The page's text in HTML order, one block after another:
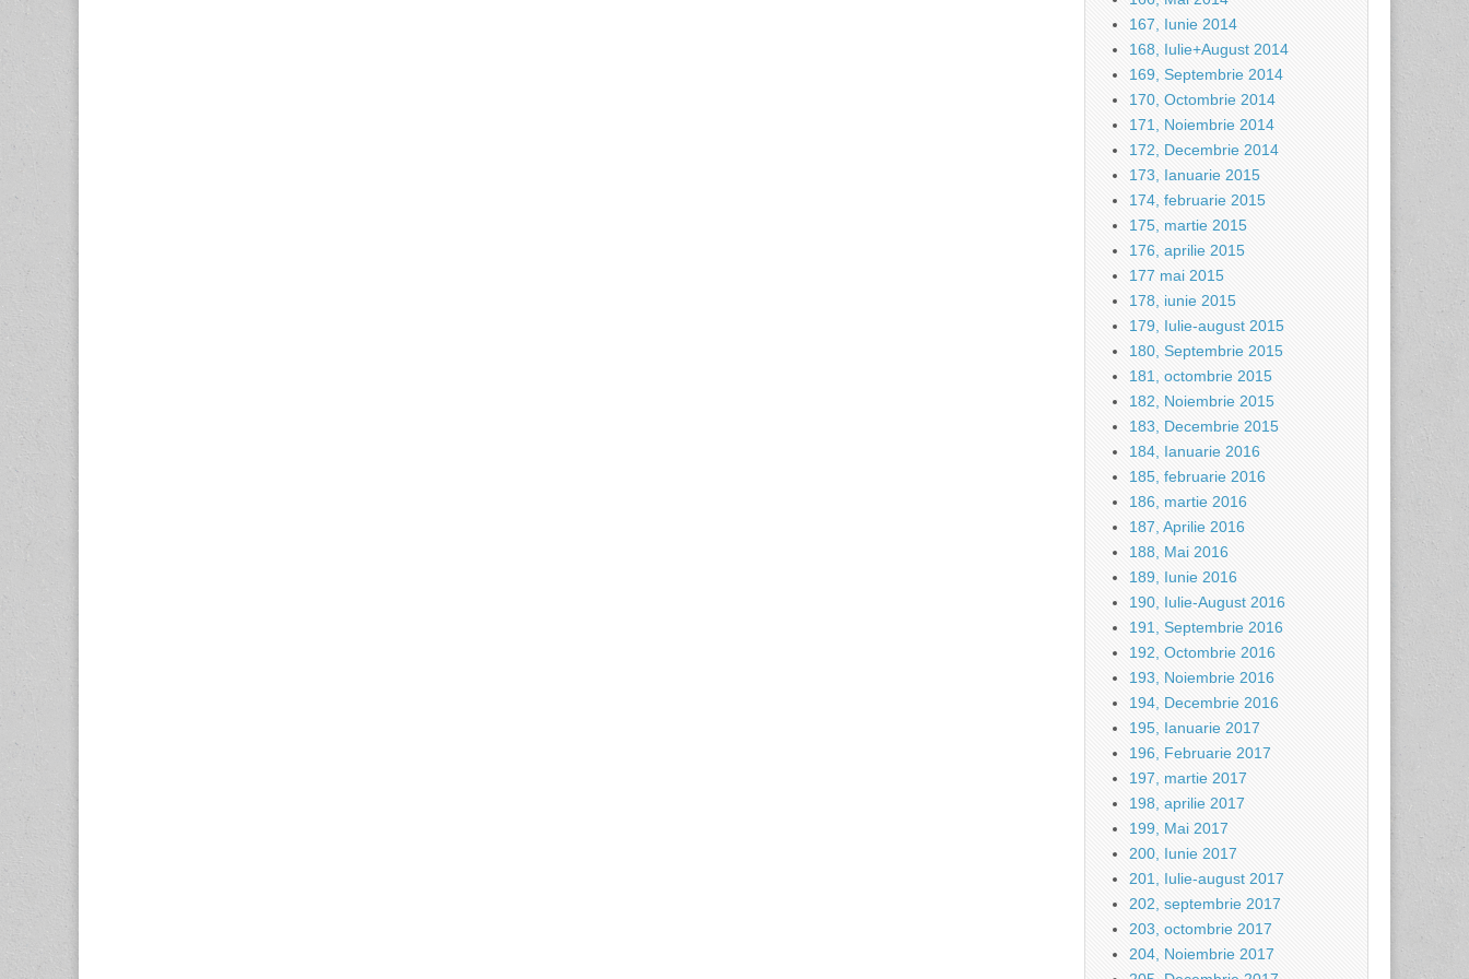
167, Iunie 2014
168, Iulie+August 2014
169, Septembrie 2014
170, Octombrie 2014
171, Noiembrie 2014
172, Decembrie 2014
173, Ianuarie 2015
174, februarie 2015
175, martie 2015
176, aprilie 2015
177 mai 2015
178, iunie 2015
179, Iulie-august 2015
180, Septembrie 2015
181, octombrie 2015
182, Noiembrie 2015
183, Decembrie 2015
184, Ianuarie 2016
185, februarie 2016
186, martie 2016
187, Aprilie 2016
188, Mai 2016
189, Iunie 2016
190, Iulie-August 2016
191, Septembrie 2016
192, Octombrie 2016
193, Noiembrie 2016
194, Decembrie 2016
195, Ianuarie 2017
196, Februarie 2017
197, martie 2017
198, aprilie 2017
199, Mai 2017
200, Iunie 2017
201, Iulie-august 2017
202, septembrie 2017
203, octombrie 2017
204, Noiembrie 2017